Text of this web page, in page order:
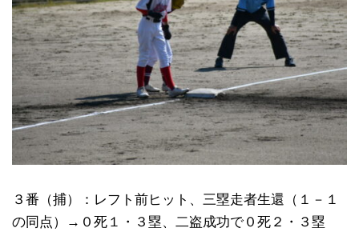
３番（捕）：レフト前ヒット、三塁走者生還（１－１
の同点）→０死１・３塁、二盗成功で０死２・３塁